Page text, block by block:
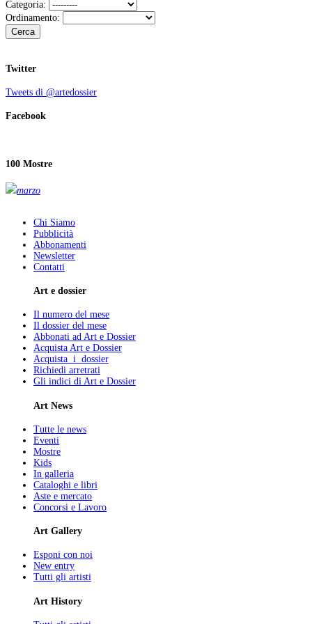
Categoria:
Ordinamento:
Cerca
Twitter
Tweets di @artedossier
Facebook
100 Mostre
marzo
Chi Siamo
Pubblicità
Abbonamenti
Newsletter
Contatti
Art e dossier
Il numero del mese
Il dossier del mese
Abbonati ad Art e Dossier
Acquista Art e Dossier
Acquista i dossier
Richiedi arretrati
Gli indici di Art e Dossier
Art News
Tutte le news
Eventi
Mostre
Kids
In galleria
Cataloghi e libri
Aste e mercato
Concorsi e Lavoro
Art Gallery
Esponi con noi
New entry
Tutti gli artisti
Art History